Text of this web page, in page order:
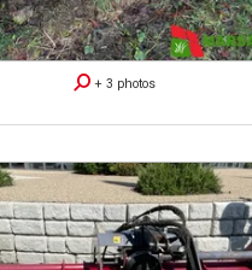
+ 3 photos